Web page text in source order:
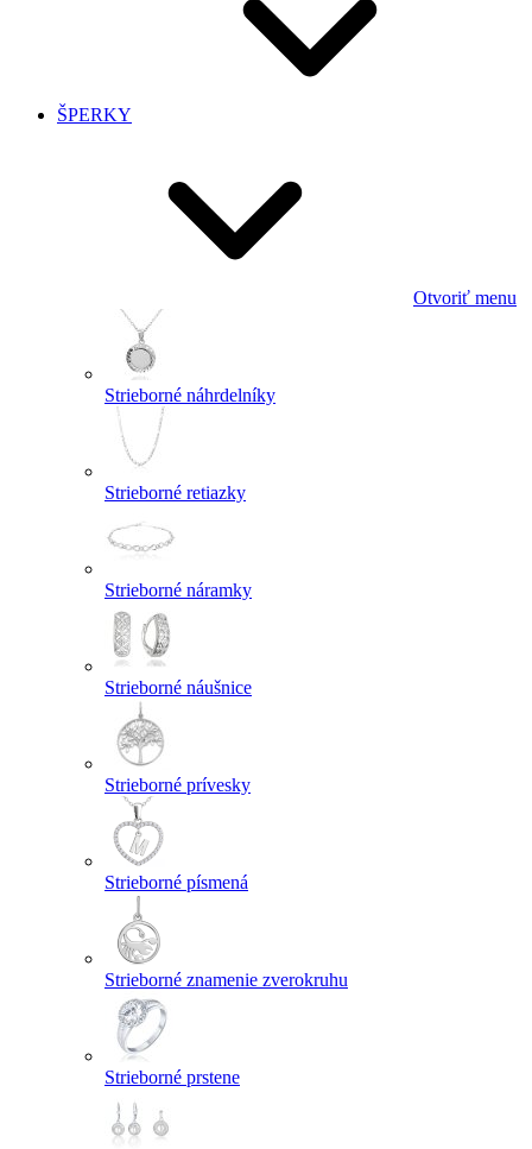
ŠPERKY
Otvoriť menu
Strieborné náhrdelníky
Strieborné retiazky
Strieborné náramky
Strieborné náušnice
Strieborné prívesky
Strieborné písmená
Strieborné znamenie zverokruhu
Strieborné prstene